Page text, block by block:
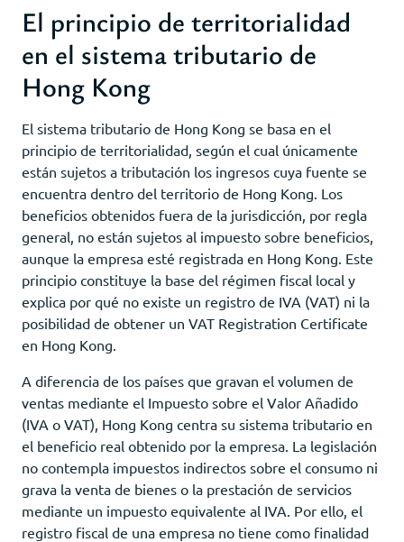
El principio de territorialidad
en el sistema tributario de
Hong Kong
El sistema tributario de Hong Kong se basa en el
principio de territorialidad, según el cual únicamente
están sujetos a tributación los ingresos cuya fuente se
encuentra dentro del territorio de Hong Kong. Los
beneficios obtenidos fuera de la jurisdicción, por regla
general, no están sujetos al impuesto sobre beneficios,
aunque la empresa esté registrada en Hong Kong. Este
principio constituye la base del régimen fiscal local y
explica por qué no existe un registro de IVA (VAT) ni la
posibilidad de obtener un VAT Registration Certificate
en Hong Kong.
A diferencia de los países que gravan el volumen de
ventas mediante el Impuesto sobre el Valor Añadido
(IVA o VAT), Hong Kong centra su sistema tributario en
el beneficio real obtenido por la empresa. La legislación
no contempla impuestos indirectos sobre el consumo ni
grava la venta de bienes o la prestación de servicios
mediante un impuesto equivalente al IVA. Por ello, el
registro fiscal de una empresa no tiene como finalidad